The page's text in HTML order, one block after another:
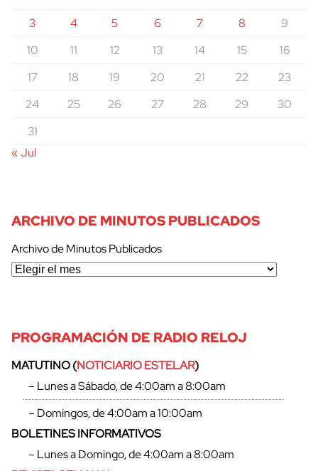
3
4 5 6 7 8
9
10
11 12 13 14 15
16
17
18 19 20 21 22
23
24
25 26 27 28 29
30
31
« Jul
ARCHIVO DE MINUTOS PUBLICADOS
Archivo de Minutos Publicados
PROGRAMACIÓN DE RADIO RELOJ
MATUTINO (NOTICIARIO ESTELAR)
– Lunes a Sábado, de 4:00am a 8:00am
– Domingos, de 4:00am a 10:00am
BOLETINES INFORMATIVOS
– Lunes a Domingo, de 4:00am a 8:00am